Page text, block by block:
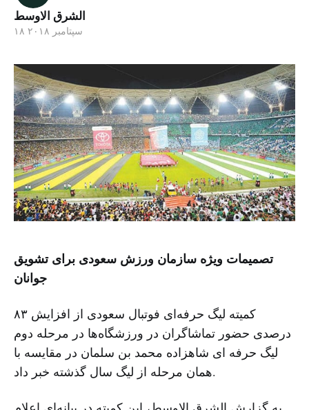
الشرق الاوسط
۱۸ سپتامبر ۲۰۱۸
تصمیمات ویژه سازمان ورزش سعودی برای تشویق
جوانان
کمیته لیگ حرفه‌ای فوتبال سعودی از افزایش ۸۳
درصدی حضور تماشاگران در ورزشگاه‌ها در مرحله دوم
لیگ حرفه ای شاهزاده محمد بن سلمان در مقایسه با
همان مرحله از لیگ سال گذشته خبر داد.